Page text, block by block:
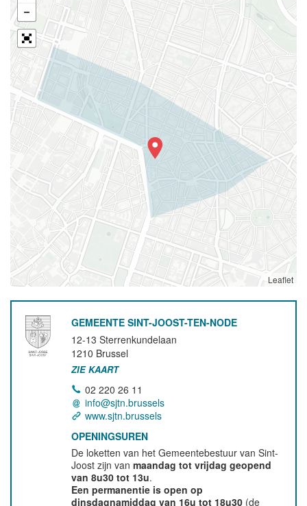
Leaflet
GEMEENTE SINT-JOOST-TEN-NODE
12-13 Sterrenkundelaan
1210 Brussel
ZIE KAART
02 220 26 11
info@sjtn.brussels
www.sjtn.brussels
OPENINGSUREN
De loketten van het Gemeentebestuur van Sint-
Joost zijn vanmaandag tot vrijdag geopend
van 8u30 tot 13u.
Een permanentie is open op
dinsdagnamiddag van 16u tot 18u30 (de